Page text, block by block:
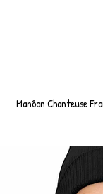
Manôon Chanteuse
en ligne de vêtements